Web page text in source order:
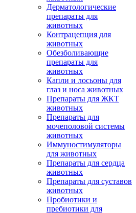
Дерматологические
препараты для
животных
Контрацепция для
животных
Обезболивающие
препараты для
животных
Капли и лосьоны для
глаз и носа животных
Препараты для ЖКТ
животных
Препараты для
мочеполовой системы
животных
Иммуностимуляторы
для животных
Препараты для сердца
животных
Препараты для суставов
животных
Пробиотики и
пребиотики для